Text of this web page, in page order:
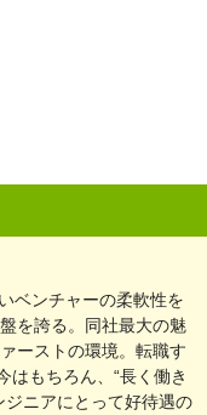
ベンチャーの柔軟性を
を誇る。同社最大の魅
ーストの環境。転職す
はもちろん、“長く働き
ジニアにとって好待遇の